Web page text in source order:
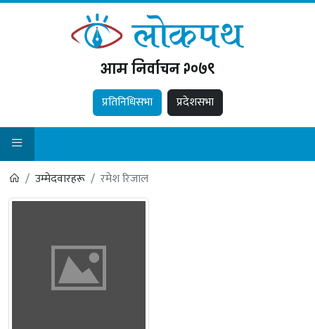
आम निर्वाचन २०७९
प्रतिनिधिसभा प्रदेशसभा
उम्मेदवारहरू रमेश रिजाल